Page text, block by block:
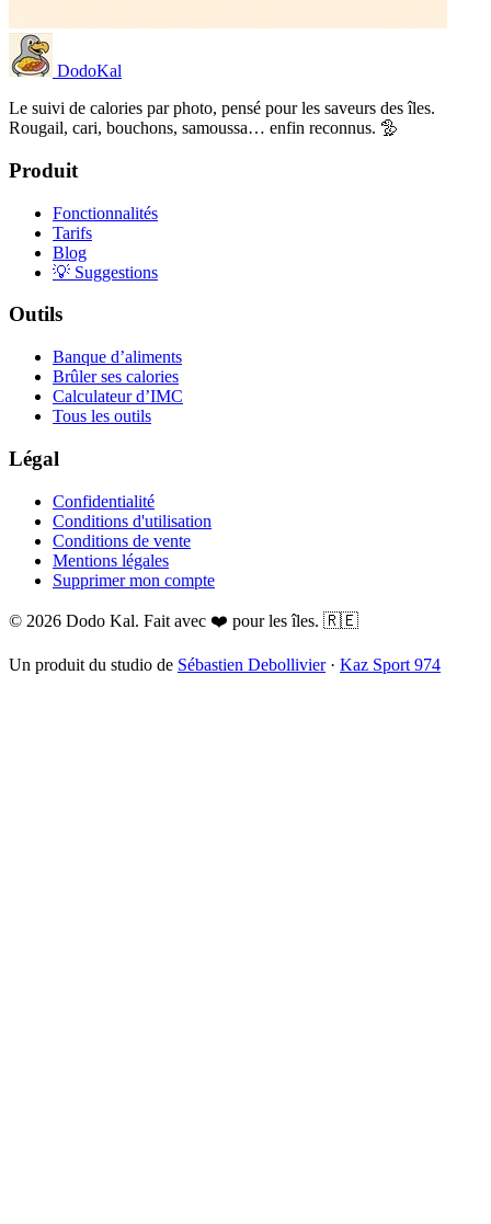
DodoKal
Le suivi de calories par photo, pensé pour les saveurs des îles.
Rougail, cari, bouchons, samoussa… enfin reconnus. 🦤
Produit
Fonctionnalités
Tarifs
Blog
💡 Suggestions
Outils
Banque d’aliments
Brûler ses calories
Calculateur d’IMC
Tous les outils
Légal
Confidentialité
Conditions d'utilisation
Conditions de vente
Mentions légales
Supprimer mon compte
© 2026 Dodo Kal. Fait avec ❤️ pour les îles. 🇷🇪
Un produit du studio de Sébastien Debollivier· Kaz Sport 974